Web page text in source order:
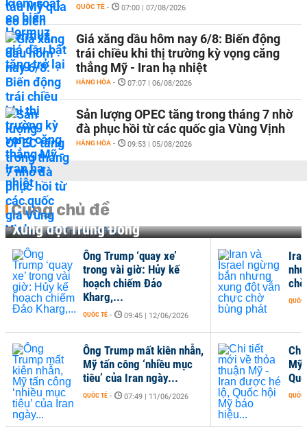
QUỐC TẾ - 07:00 | 07/08/2026
Giá xăng dầu hôm nay 6/8: Biến động
trái chiều khi thị trường kỳ vọng căng
thẳng Mỹ - Iran hạ nhiệt
HÀNG HÓA - 07:07 | 06/08/2026
Sản lượng OPEC tăng trong tháng 7 nhờ
đà phục hồi từ các quốc gia Vùng Vịnh
HÀNG HÓA - 09:53 | 05/08/2026
Cùng chủ đề
Xung đột Trung Đông
Chi
Mỹ
QUỐC
Ông Trump ‘quay xe’
trong vài giờ: Hủy kế
hoạch chiếm Đảo
Kharg,...
QUỐC TẾ - 09:45 | 12/06/2026
Ông Trump mất kiên nhẫn,
Mỹ tấn công ‘nhiều mục
tiêu’ của Iran ngày...
QUỐC TẾ - 07:49 | 11/06/2026
QUỐC